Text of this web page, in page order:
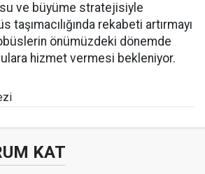
ve büyüme stratejisiyle
taşımacılığında rekabeti artırmayı
önümüzdeki dönemde
hizmet vermesi bekleniyor.
KAT